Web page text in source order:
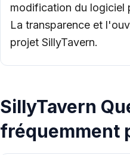
modification du logiciel
La transparence et
projet SillyTavern.
SillyTavern
fréquemment